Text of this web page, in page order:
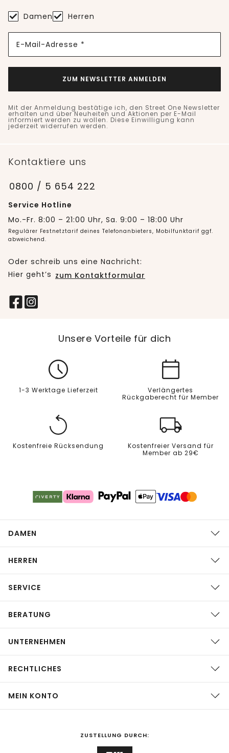
Damen Herren
E-Mail-Adresse *
ZUM NEWSLETTER ANMELDEN
Mit der Anmeldung bestätige ich, den Street One Newsletter
erhalten und über Neuheiten und Aktionen per E-Mail
informiert werden zu wollen. Diese Einwilligung kann
jederzeit widerrufen werden.
Kontaktiere uns
0800 / 5 654 222
Service Hotline
Mo.-Fr. 8:00 – 21:00 Uhr, Sa. 9:00 – 18:00 Uhr
Regulärer Festnetztarif deines Telefonanbieters, Mobilfunktarif ggf.
abweichend.
Oder schreib uns eine Nachricht:
Hier geht’s zum Kontaktformular
Unsere Vorteile für dich
1-3 Werktage Lieferzeit
Verlängertes
Rückgaberecht für Member
Kostenfreie Rücksendung
Kostenfreier Versand für
Member ab 29€
DAMEN
HERREN
SERVICE
BERATUNG
UNTERNEHMEN
RECHTLICHES
MEIN KONTO
ZUSTELLUNG DURCH: